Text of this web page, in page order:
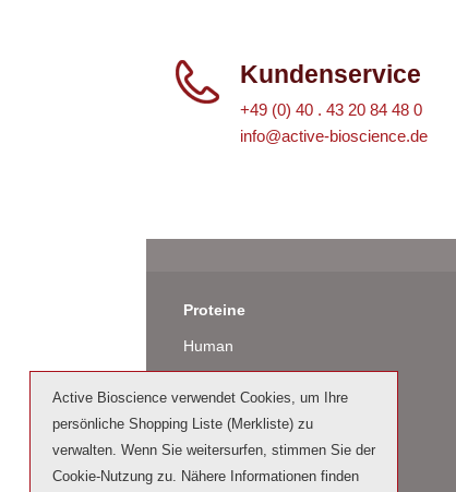
Kundenservice
+49 (0) 40 . 43 20 84 48 0
info@active-bioscience.de
Proteine
Human
Ratte
Rind / Schaf
Active Bioscience verwendet Cookies, um Ihre
persönliche Shopping Liste (Merkliste) zu
verwalten. Wenn Sie weitersurfen, stimmen Sie der
Cookie-Nutzung zu. Nähere Informationen finden